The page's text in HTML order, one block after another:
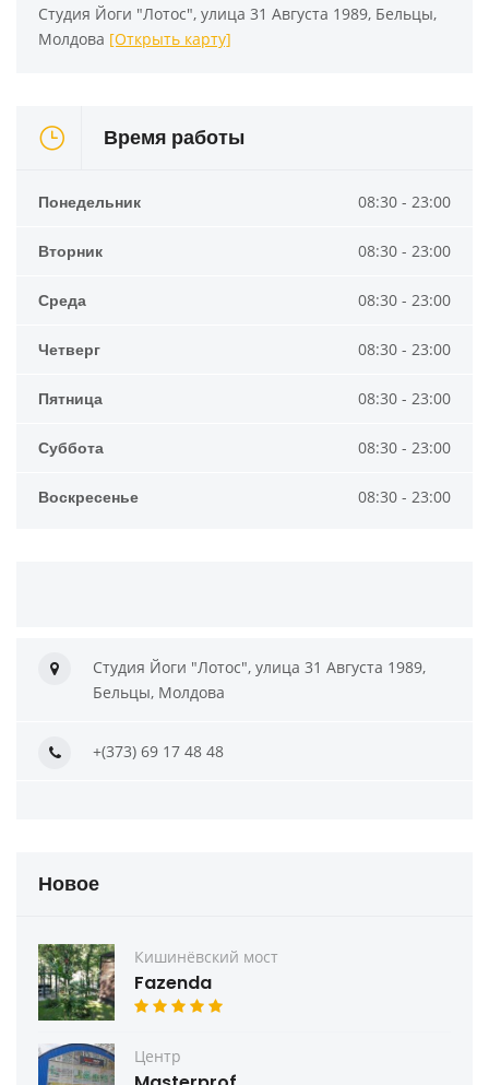
Студия Йоги "Лотос", улица 31 Августа 1989, Бельцы,
Молдова [Открыть карту]
Время работы
Понедельник 08:30 - 23:00
Вторник 08:30 - 23:00
Среда 08:30 - 23:00
Четверг 08:30 - 23:00
Пятница 08:30 - 23:00
Суббота 08:30 - 23:00
Воскресенье 08:30 - 23:00
Студия Йоги "Лотос", улица 31 Августа 1989,
Бельцы, Молдова
+(373) 69 17 48 48
Новое
Кишинёвский мост
Fazenda
Центр